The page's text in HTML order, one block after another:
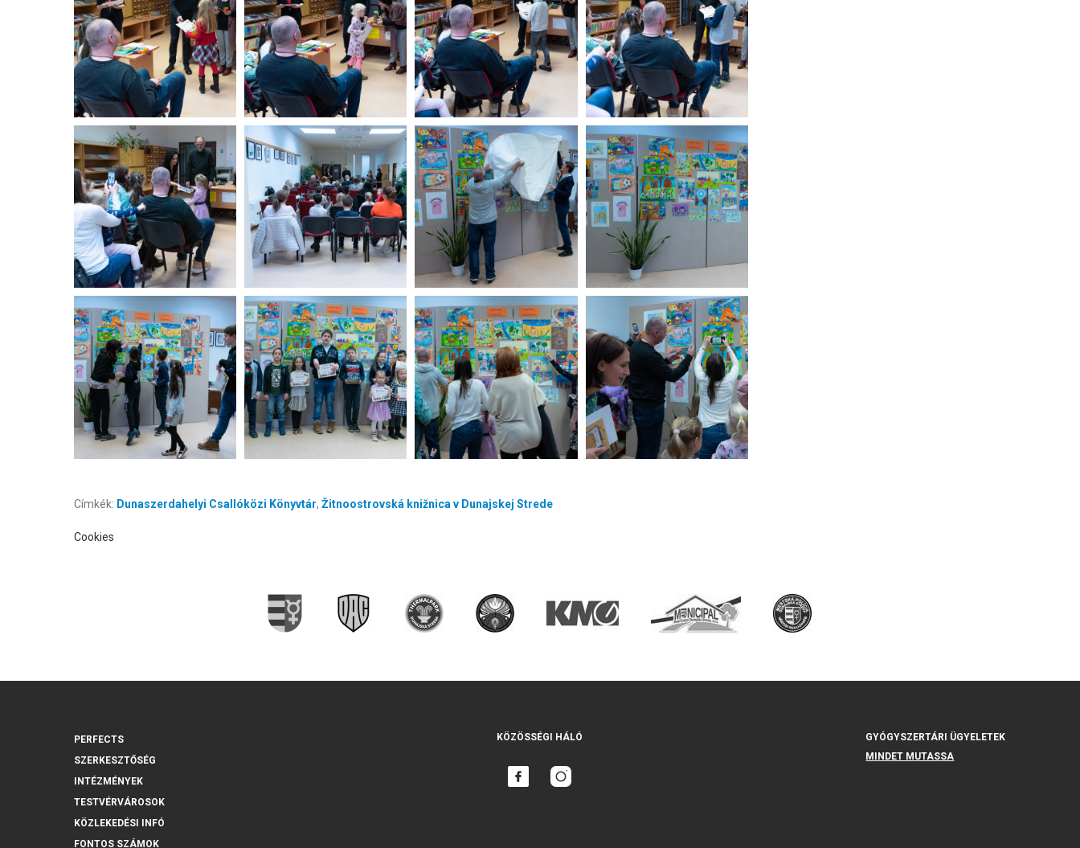
Címkék: Dunaszerdahelyi Csallóközi Könyvtár, Žitnoostrovská knižnica v Dunajskej Strede
Cookies
PERFECTS
SZERKESZTŐSÉG
INTÉZMÉNYEK
TESTVÉRVÁROSOK
KÖZLEKEDÉSI INFÓ
FONTOS SZÁMOK
KÖZÖSSÉGI HÁLÓ
GYÓGYSZERTÁRI ÜGYELETEK
MINDET MUTASSA